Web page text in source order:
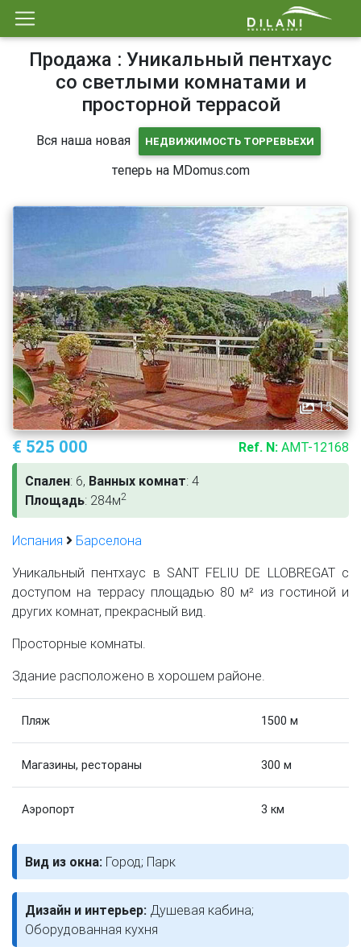
Продажа : Уникальный пентхаус
со светлыми комнатами и
просторной террасой
Вся наша новая НЕДВИЖИМОСТЬ ТОРРЕВЬЕХИ
теперь на MDomus.com
15
€ 525 000 Ref. N: AMT-12168
Спален: 6, Ванных комнат: 4
Площадь: 284м2
Испания
Барселона
Уникальный пентхаус в SANT FELIU DE LLOBREGAT с
доступом на террасу площадью 80 м² из гостиной и
других комнат, прекрасный вид.
Просторные комнаты.
Здание расположено в хорошем районе.
Пляж 1500 м
Магазины, рестораны 300 м
Аэропорт 3 км
Вид из окна: Город; Парк
Дизайн и интерьер: Душевая кабина;
Оборудованная кухня